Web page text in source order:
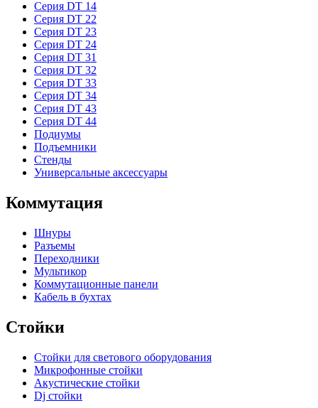
Серия DT 14
Серия DT 22
Серия DT 23
Серия DT 24
Серия DT 31
Серия DT 32
Серия DT 33
Серия DT 34
Серия DT 43
Серия DT 44
Подиумы
Подъемники
Стенды
Универсальные аксессуары
Коммутация
Шнуры
Разъемы
Переходники
Мультикор
Коммутационные панели
Кабель в бухтах
Стойки
Стойки для светового оборудования
Микрофонные стойки
Акустические стойки
Dj стойки